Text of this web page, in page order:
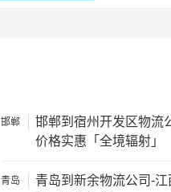
802公里
802公里
邯郸
邯郸到宿州开发区物流
价格实惠「全境辐射」
青岛
青岛到新余物流公司-江